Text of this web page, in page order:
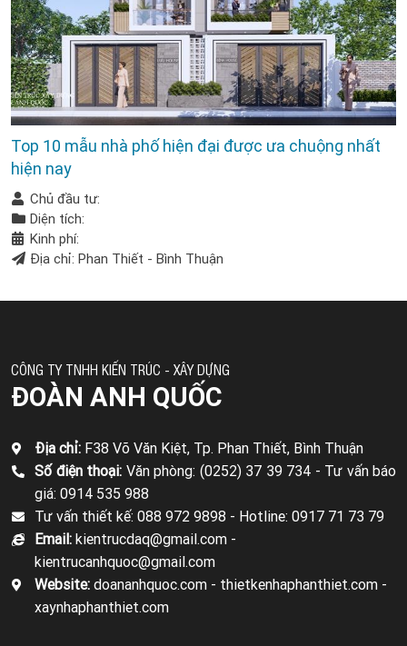
Top 10 mẫu nhà phố hiện đại được ưa chuộng nhất
hiện nay
Chủ đầu tư:
Diện tích:
Kinh phí:
Địa chỉ: Phan Thiết - Bình Thuận
CÔNG TY TNHH KIẾN TRÚC - XÂY DỰNG
ĐOÀN ANH QUỐC
Địa chỉ: F38 Võ Văn Kiệt, Tp. Phan Thiết, Bình Thuận
Số điện thoại: Văn phòng: (0252) 37 39 734 - Tư vấn báo
giá: 0914 535 988
Tư vấn thiết kế: 088 972 9898 - Hotline: 0917 71 73 79
Email: kientrucdaq@gmail.com -
kientrucanhquoc@gmail.com
Website: doananhquoc.com - thietkenhaphanthiet.com -
xaynhaphanthiet.com